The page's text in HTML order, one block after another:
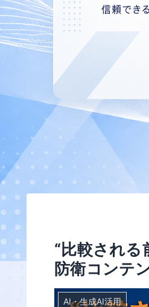
“比較され
防衛コンテ
AI・生成AI活用